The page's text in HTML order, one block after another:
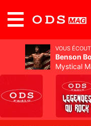
VOUS
Benson
Mystical